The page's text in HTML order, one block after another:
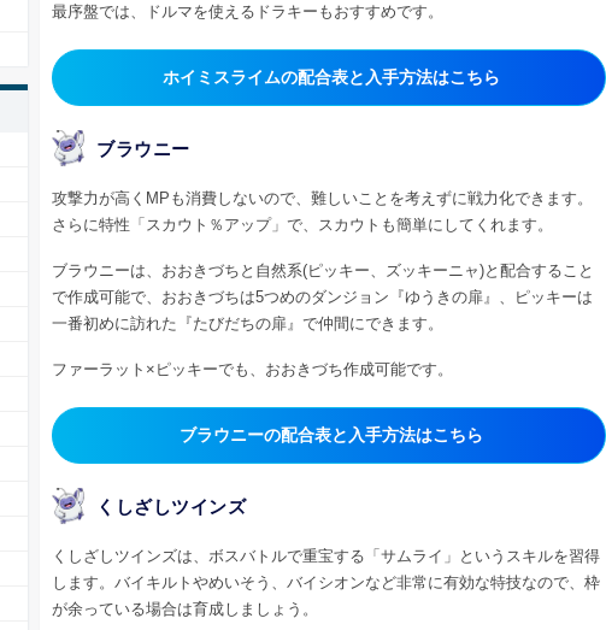
最序盤では、ドルマを使えるドラキーもおすすめです。
ホイミスライムの配合表と入手方法はこちら
ブラウニー
攻撃力が高くMPも消費しないので、難しいことを考えずに戦力化できます。
さらに特性「スカウト％アップ」で、スカウトも簡単にしてくれます。
ブラウニーは、おおきづちと自然系(ピッキー、ズッキーニャ)と配合すること
で作成可能で、おおきづちは5つめのダンジョン『ゆうきの扉』、ピッキーは
一番初めに訪れた『たびだちの扉』で仲間にできます。
ファーラット×ピッキーでも、おおきづち作成可能です。
ブラウニーの配合表と入手方法はこちら
くしざしツインズ
くしざしツインズは、ボスバトルで重宝する「サムライ」というスキルを習得
します。バイキルトやめいそう、バイシオンなど非常に有効な特技なので、枠
が余っている場合は育成しましょう。